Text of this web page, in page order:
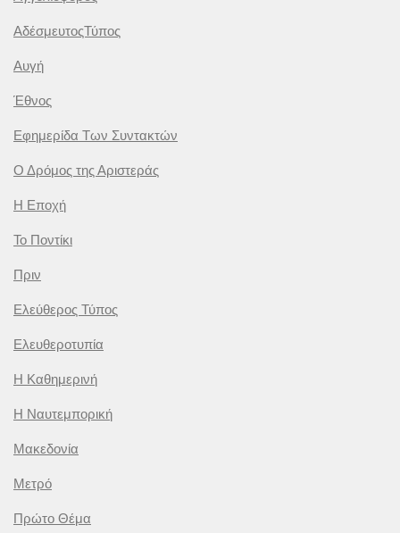
ΑδέσμευτοςΤύπος
Αυγή
Έθνος
Εφημερίδα Των Συντακτών
Ο Δρόμος της Αριστεράς
Η Εποχή
Το Ποντίκι
Πριν
Ελεύθερος Τύπος
Ελευθεροτυπία
Η Καθημερινή
Η Ναυτεμπορική
Μακεδονία
Μετρό
Πρώτο Θέμα